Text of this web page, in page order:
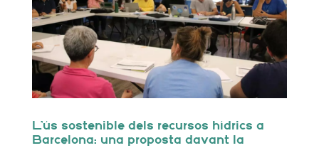
L’ús sostenible dels recursos hídrics a
Barcelona: una proposta davant la